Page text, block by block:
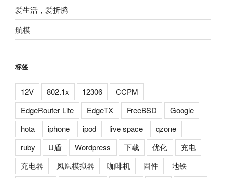
爱生活，爱折腾
航模
标签
12V 802.1x 12306
CCPM
EdgeRouter Lite
EdgeTX FreeBSD
Google
hota
iphone ipod live space
qzone
ruby
U盾 Wordpress 下载 优化
充电
充电器
凤凰模拟器 咖啡机 固件
地铁